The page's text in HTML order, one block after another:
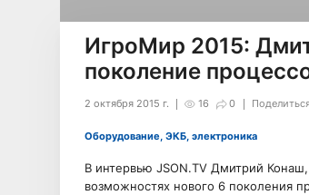
ИгроМир 2015:
поколение
16 0
2 октября 2015 г.
Оборудование, ЭКБ, электроника
В интервью JSON.TV Дмитрий
возможностях нового 6 поколения